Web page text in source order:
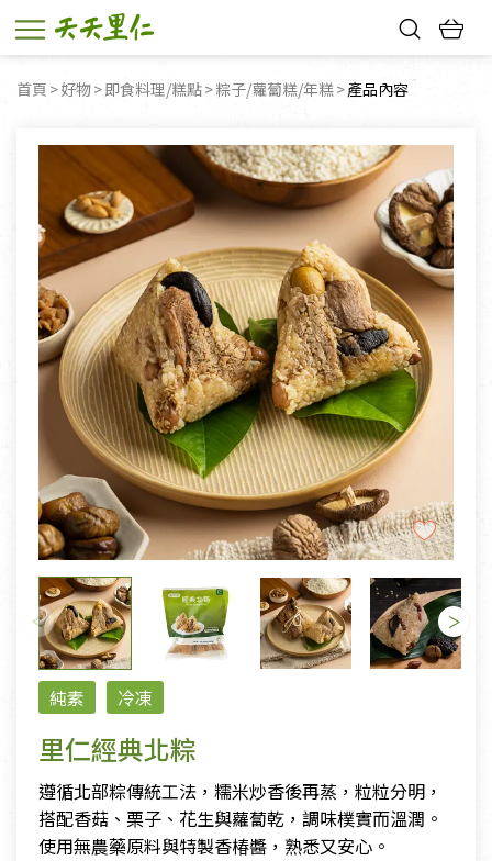
首頁 好物 即食料理/糕點 粽子/蘿蔔糕/年糕 目前頁面：
產品內容
純素 冷凍
里仁經典北粽
遵循北部粽傳統工法，糯米炒香後再蒸，粒粒分明，
搭配香菇、栗子、花生與蘿蔔乾，調味樸實而溫潤。
使用無農藥原料與特製香椿醬，熟悉又安心。